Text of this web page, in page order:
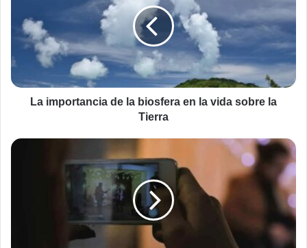
biosfera
la
sobre
La importancia de la biosfera en la vida sobre la
Tierra
Utilizar